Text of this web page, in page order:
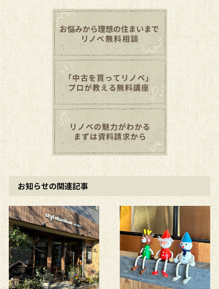
お知らせの関連記事